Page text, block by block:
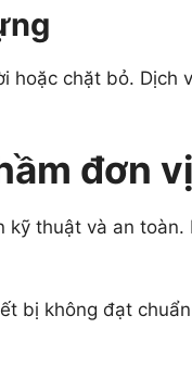
chặt bỏ. Dịch
đơn
thuật và an
bị không đạt